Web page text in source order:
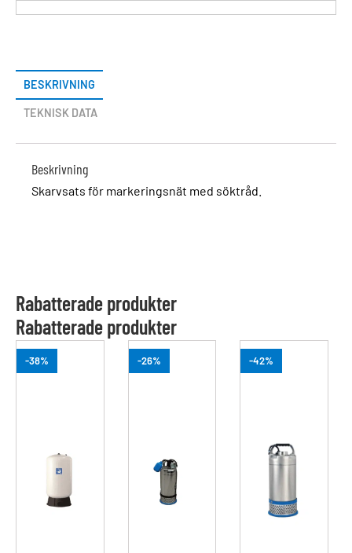
BESKRIVNING
TEKNISK DATA
Beskrivning
Skarvsats för markeringsnät med söktråd.
Rabatterade produkter
Rabatterade produkter
-38% -26% -42%